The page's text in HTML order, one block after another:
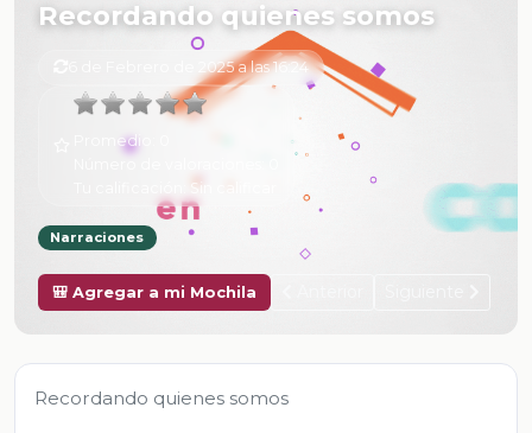
Recordando quienes somos
6 de Febrero de 2025 a las 16:24
Promedio:
Sin calificar
Narraciones
🎒 Agregar a mi Mochila
Recordando quienes somos